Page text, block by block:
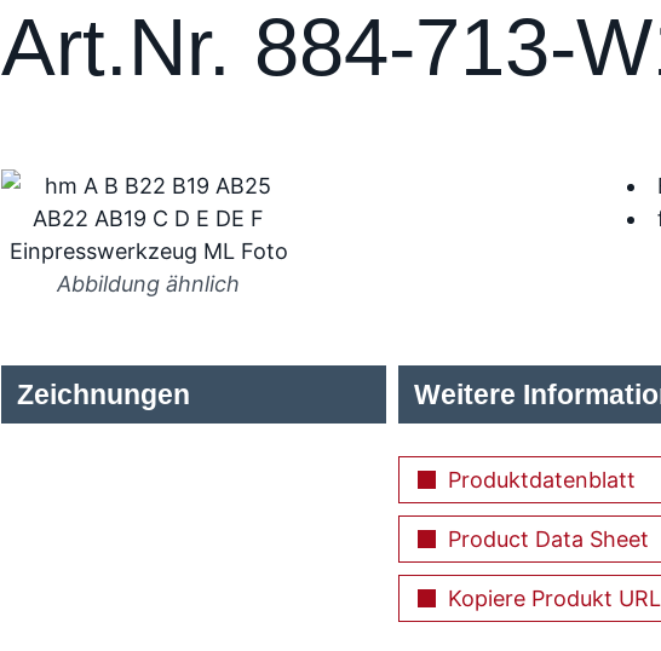
Art.Nr. 884-713-
Abbildung ähnlich
Zeichnungen Weitere
Produktdatenblatt
Product Data Sheet
Kopiere Produkt URL